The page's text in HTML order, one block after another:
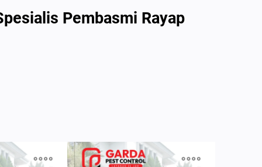
Pembasmi Rayap